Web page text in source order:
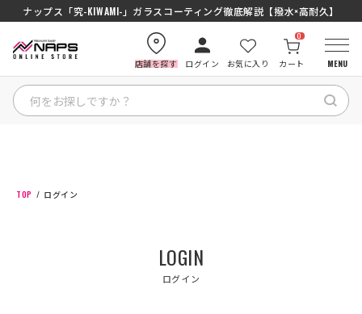
ナップス「究-KIWAMI-」ガラスコーティング徹底解説【撥水×高耐久】
店舗を探す ログイン お気に入り カート
0
MENU
カテゴリから探す
TOP ログイン
LOGIN
ログイン